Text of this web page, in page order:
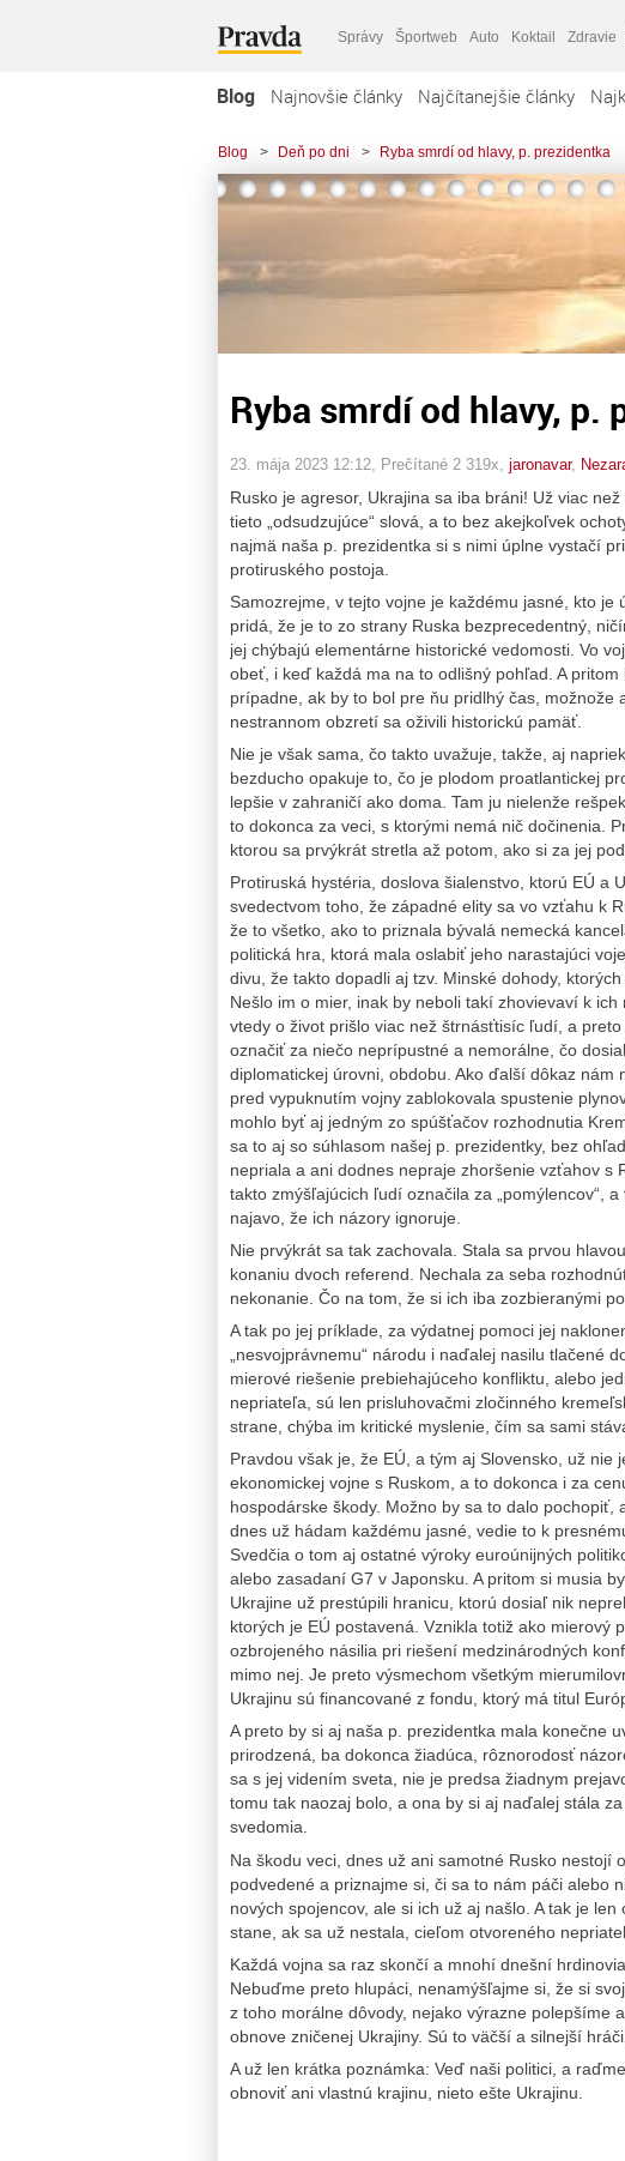
Správy Športweb Auto Koktail Zdravie
Blog Najnovšie články Najčítanejšie články
Blog > Deň po dni > Ryba smrdí od hlavy, p. prezidentka
Ryba smrdí od hlavy, p.
23. mája 2023 12:12 , Prečítané 2 319x, jaronavar,
Rusko je agresor, Ukrajina sa iba bráni! Už viac
tieto „odsudzujúce“ slová, a to bez akejkoľvek
najmä naša p. prezidentka si s nimi úplne vystačí
protiruského postoja.
Samozrejme, v tejto vojne je každému jasné, kto
pridá, že je to zo strany Ruska bezprecedentný,
jej chýbajú elementárne historické vedomosti. Vo
obeť, i keď každá ma na to odlišný pohľad. A
prípadne, ak by to bol pre ňu pridlhý čas,
nestrannom obzretí sa oživili historickú pamäť.
Nie je však sama, čo takto uvažuje, takže, aj
bezducho opakuje to, čo je plodom proatlantickej
lepšie v zahraničí ako doma. Tam ju nielenže
to dokonca za veci, s ktorými nemá nič dočinenia.
ktorou sa prvýkrát stretla až potom, ako si za jej
Protiruská hystéria, doslova šialenstvo, ktorú EÚ a
svedectvom toho, že západné elity sa vo vzťahu k
že to všetko, ako to priznala bývalá nemecká
politická hra, ktorá mala oslabiť jeho narastajúci
divu, že takto dopadli aj tzv. Minské dohody,
Nešlo im o mier, inak by neboli takí zhovievaví k
vtedy o život prišlo viac než štrnásťtisíc ľudí, a
označiť za niečo neprípustné a nemorálne, čo
diplomatickej úrovni, obdobu. Ako ďalší dôkaz
pred vypuknutím vojny zablokovala spustenie
mohlo byť aj jedným zo spúšťačov rozhodnutia
sa to aj so súhlasom našej p. prezidentky, bez
nepriala a ani dodnes nepraje zhoršenie vzťahov s
takto zmýšľajúcich ľudí označila za „pomýlencov“,
najavo, že ich názory ignoruje.
Nie prvýkrát sa tak zachovala. Stala sa prvou
konaniu dvoch referend. Nechala za seba
nekonanie. Čo na tom, že si ich iba zozbieranými
A tak po jej príklade, za výdatnej pomoci jej
„nesvojprávnemu“ národu i naďalej nasilu tlačené
mierové riešenie prebiehajúceho konfliktu, alebo
nepriateľa, sú len prisluhovačmi zločinného
strane, chýba im kritické myslenie, čím sa sami
Pravdou však je, že EÚ, a tým aj Slovensko, už nie
ekonomickej vojne s Ruskom, a to dokonca i za
hospodárske škody. Možno by sa to dalo
dnes už hádam každému jasné, vedie to k
Svedčia o tom aj ostatné výroky euroúnijných
alebo zasadaní G7 v Japonsku. A pritom si musia
Ukrajine už prestúpili hranicu, ktorú dosiaľ nik
ktorých je EÚ postavená. Vznikla totiž ako mierový
ozbrojeného násilia pri riešení medzinárodných
mimo nej. Je preto výsmechom všetkým
Ukrajinu sú financované z fondu, ktorý má titul
A preto by si aj naša p. prezidentka mala konečne
prirodzená, ba dokonca žiadúca, rôznorodosť
sa s jej videním sveta, nie je predsa žiadnym
tomu tak naozaj bolo, a ona by si aj naďalej stála
svedomia.
Na škodu veci, dnes už ani samotné Rusko nestojí
podvedené a priznajme si, či sa to nám páči alebo
nových spojencov, ale si ich už aj našlo. A tak je
stane, ak sa už nestala, cieľom otvoreného
Každá vojna sa raz skončí a mnohí dnešní
Nebuďme preto hlupáci, nenamýšľajme si, že si
z toho morálne dôvody, nejako výrazne polepšíme
obnove zničenej Ukrajiny. Sú to väčší a silnejší
A už len krátka poznámka: Veď naši politici, a
obnoviť ani vlastnú krajinu, nieto ešte Ukrajinu.